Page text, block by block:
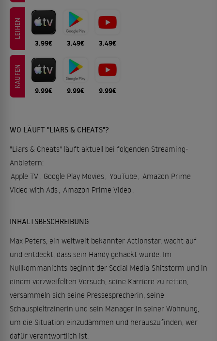
LEIHEN
3.99€ 3.49€ 3.49€
KAUFEN
9.99€ 9.99€ 9.99€
WO LÄUFT "LIARS & CHEATS"?
"Liars & Cheats" läuft aktuell bei folgenden Streaming-
Anbietern:
Apple TV Google Play Movies YouTube
Amazon Prime
Video with Ads Amazon Prime Video
INHALTSBESCHREIBUNG
Max Peters, ein weltweit bekannter Actionstar, wacht auf
und entdeckt, dass sein Handy gehackt wurde. Im
Nullkommanichts beginnt der Social-Media-Shitstorm und in
einem verzweifelten Versuch, seine Karriere zu retten,
versammeln sich seine Pressesprecherin, seine
Schauspieltrainerin und sein Manager in seiner Wohnung,
um die Situation einzudämmen und herauszufinden, wer
dafür verantwortlich ist.